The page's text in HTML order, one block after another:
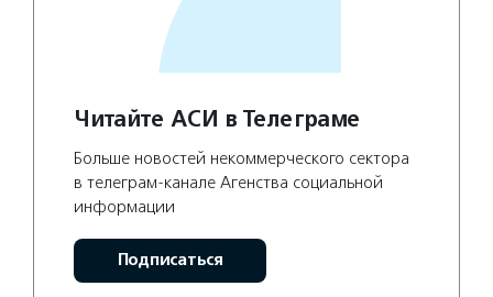
Читайте АСИ в Телеграме
Больше новостей некоммерческого сектора
в телеграм-канале Агенства социальной
информации
Подписаться